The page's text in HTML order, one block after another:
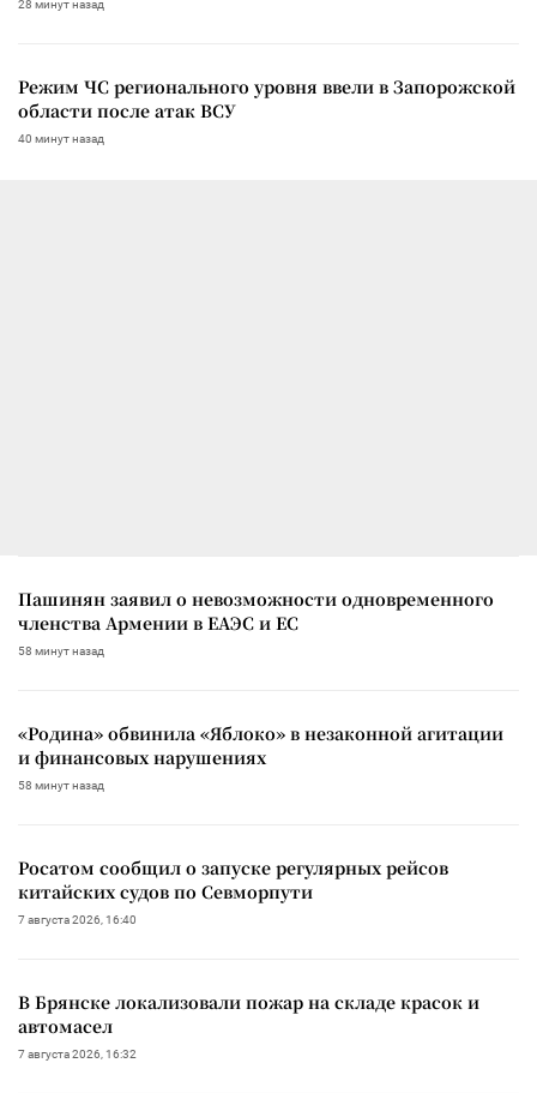
28 минут назад
Режим ЧС регионального уровня ввели в Запорожской
области после атак ВСУ
40 минут назад
Пашинян заявил о невозможности одновременного
членства Армении в ЕАЭС и ЕС
58 минут назад
«Родина» обвинила «Яблоко» в незаконной агитации
и финансовых нарушениях
58 минут назад
Росатом сообщил о запуске регулярных рейсов
китайских судов по Севморпути
7 августа 2026, 16:40
В Брянске локализовали пожар на складе красок и
автомасел
7 августа 2026, 16:32